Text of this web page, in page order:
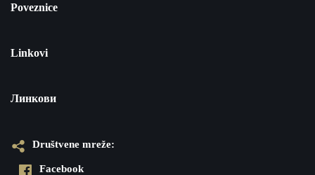
Poveznice
Linkovi
Линкови
Društvene mreže:
Facebook